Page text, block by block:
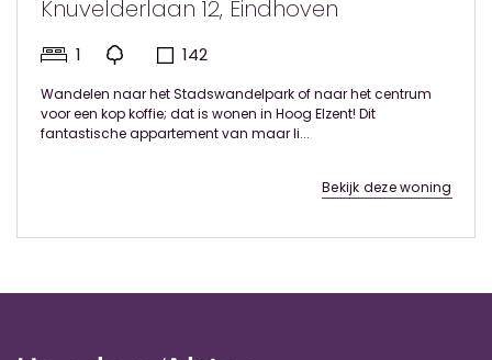
Knuvelderlaan 12, Eindhoven
1 142
Wandelen naar het Stadswandelpark of naar het centrum
voor een kop koffie; dat is wonen in Hoog Elzent! Dit
fantastische appartement van maar li...
Bekijk deze woning